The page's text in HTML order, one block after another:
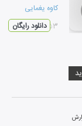
کاوه یغمایی
۰۳:۵۳دانلود رایگان